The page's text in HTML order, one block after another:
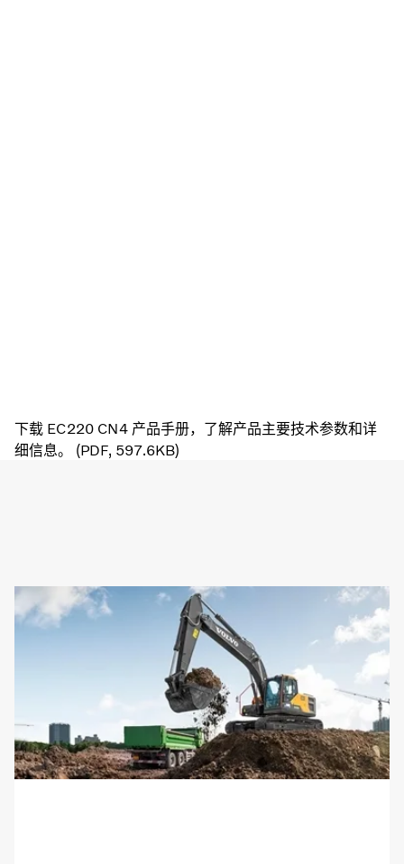
下载 EC220 CN4 产品手册，了解产品主要技术参数和详
细信息。 (PDF, 597.6KB)